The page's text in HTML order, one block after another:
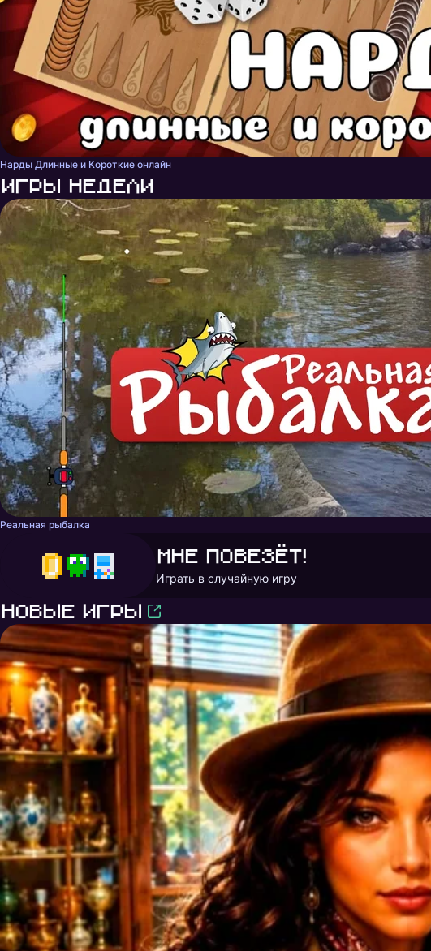
Нарды Длинные и Короткие онлайн
Игры недели
Реальная рыбалка
Мне повезёт!
Играть в случайную игру
Новые игры